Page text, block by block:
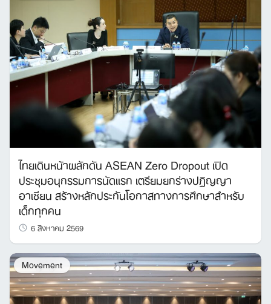
ไทยเดินหน้าผลักดัน ASEAN Zero Dropout เปิด
ประชุมอนุกรรมการนัดแรก เตรียมยกร่างปฏิญญา
อาเซียน สร้างหลักประกันโอกาสทางการศึกษาสำหรับ
เด็กทุกคน
6 สิงหาคม 2569
Movement